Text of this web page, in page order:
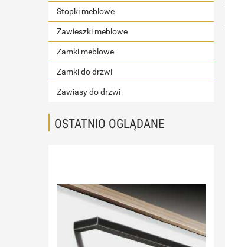
Stopki meblowe
Zawieszki meblowe
Zamki meblowe
Zamki do drzwi
Zawiasy do drzwi
OSTATNIO OGLĄDANE